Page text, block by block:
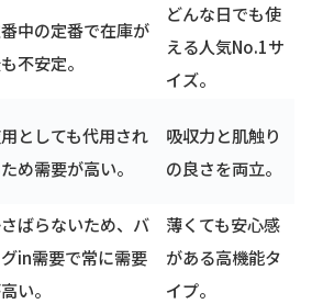
中の定番で在庫が
不安定。
どんな日でも使
える人気No.1サ
イズ。
としても代用され
め需要が高い。
吸収力と肌触り
の良さを両立。
ばらないため、バ
in需要で常に需要
い。
薄くても安心感
がある高機能タ
イプ。